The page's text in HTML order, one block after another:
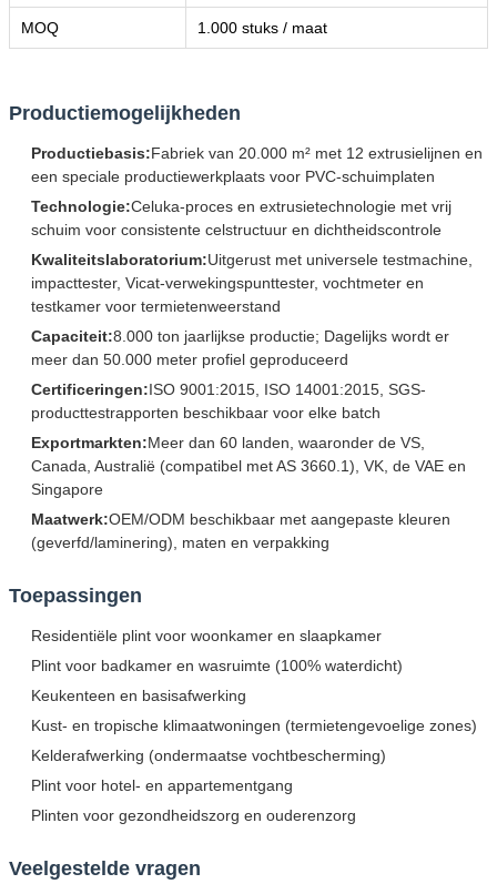
MOQ 1.000 stuks / maat
Productiemogelijkheden
Productiebasis:Fabriek van 20.000 m² met 12 extrusielijnen en
een speciale productiewerkplaats voor PVC-schuimplaten
Technologie:Celuka-proces en extrusietechnologie met vrij
schuim voor consistente celstructuur en dichtheidscontrole
Kwaliteitslaboratorium:Uitgerust met universele testmachine,
impacttester, Vicat-verwekingspunttester, vochtmeter en
testkamer voor termietenweerstand
Capaciteit:8.000 ton jaarlijkse productie; Dagelijks wordt er
meer dan 50.000 meter profiel geproduceerd
Certificeringen:ISO 9001:2015, ISO 14001:2015, SGS-
producttestrapporten beschikbaar voor elke batch
Exportmarkten:Meer dan 60 landen, waaronder de VS,
Canada, Australië (compatibel met AS 3660.1), VK, de VAE en
Singapore
Maatwerk:OEM/ODM beschikbaar met aangepaste kleuren
(geverfd/laminering), maten en verpakking
Toepassingen
Residentiële plint voor woonkamer en slaapkamer
Plint voor badkamer en wasruimte (100% waterdicht)
Keukenteen en basisafwerking
Kust- en tropische klimaatwoningen (termietengevoelige zones)
Kelderafwerking (ondermaatse vochtbescherming)
Plint voor hotel- en appartementgang
Plinten voor gezondheidszorg en ouderenzorg
Veelgestelde vragen